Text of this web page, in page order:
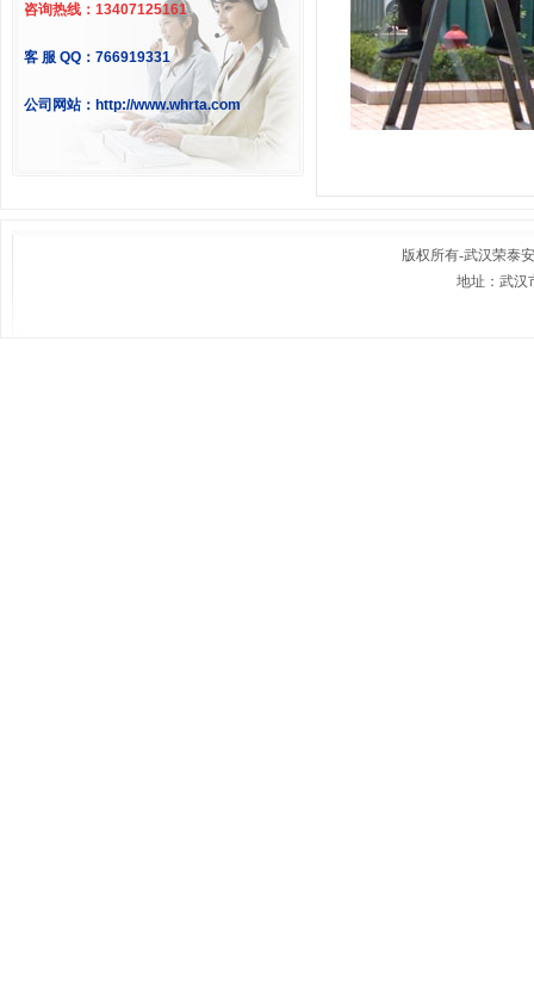
咨询热线：13407125161
客 服 QQ：766919331
公司网站：http://www.whrta.com
版权所有-武汉荣泰
地址：武汉市